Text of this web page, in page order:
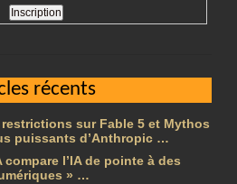
récents
sur Fable 5 et Mythos
puissants d’Anthropic …
l’IA de pointe à des
» …